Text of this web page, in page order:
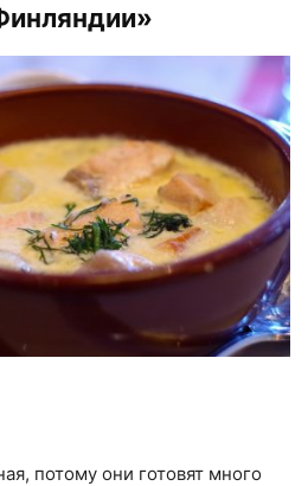
потому они готовят много